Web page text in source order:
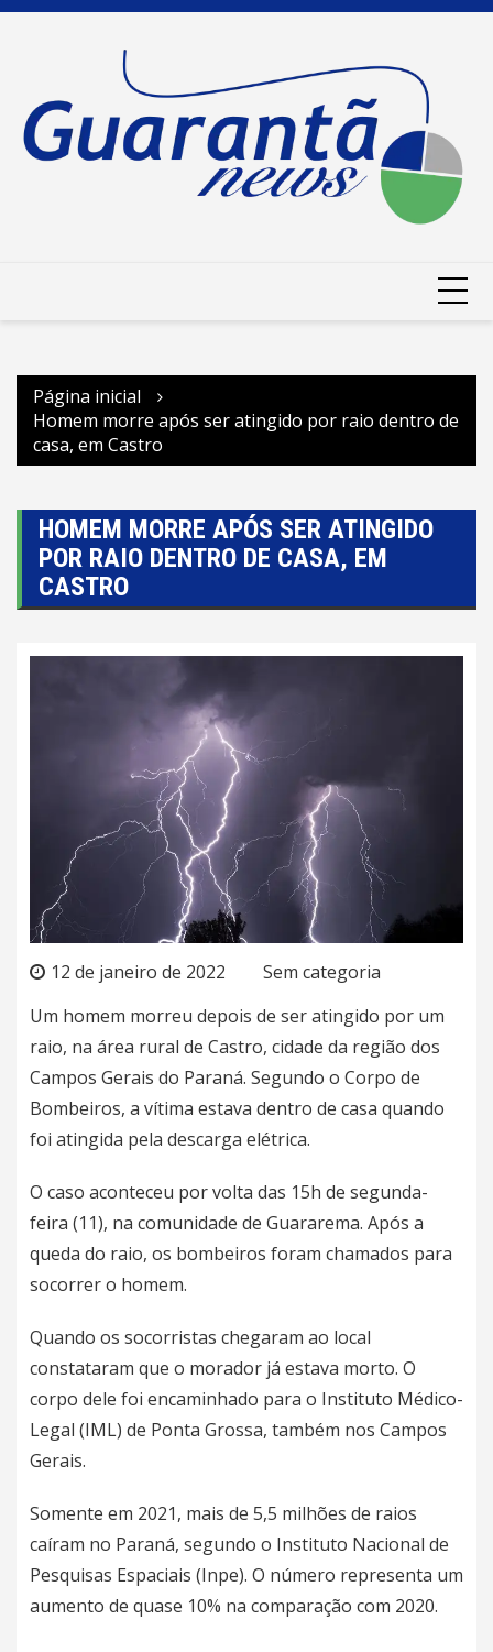
Ir
Página inicial
Homem morre após ser atingido por raio dentro de
casa, em Castro
HOMEM MORRE APÓS SER ATINGIDO
POR RAIO DENTRO DE CASA, EM
CASTRO
12 de janeiro de 2022
Sem categoria
Um homem morreu depois de ser atingido por um
raio, na área rural de Castro, cidade da região dos
Campos Gerais do Paraná. Segundo o Corpo de
Bombeiros, a vítima estava dentro de casa quando
foi atingida pela descarga elétrica.
O caso aconteceu por volta das 15h de segunda-
feira (11), na comunidade de Guararema. Após a
queda do raio, os bombeiros foram chamados para
socorrer o homem.
Quando os socorristas chegaram ao local
constataram que o morador já estava morto. O
corpo dele foi encaminhado para o Instituto Médico-
Legal (IML) de Ponta Grossa, também nos Campos
Gerais.
Somente em 2021, mais de 5,5 milhões de raios
caíram no Paraná, segundo o Instituto Nacional de
Pesquisas Espaciais (Inpe). O número representa um
aumento de quase 10% na comparação com 2020.